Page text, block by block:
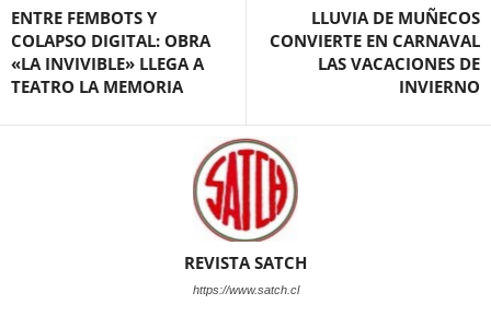
ENTRE FEMBOTS Y
COLAPSO DIGITAL: OBRA
«LA INVIVIBLE» LLEGA A
TEATRO LA MEMORIA
LLUVIA DE MUÑECOS
CONVIERTE EN CARNAVAL
LAS VACACIONES DE
INVIERNO
REVISTA SATCH
https://www.satch.cl